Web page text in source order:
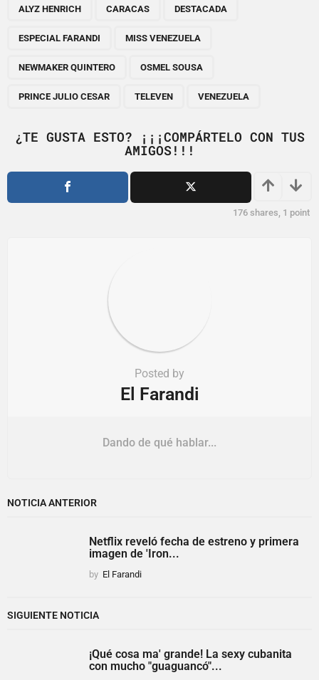
o
ALYZ HENRICH CARACAS DESTACADA
ESPECIAL FARANDI MISS VENEZUELA
NEWMAKER QUINTERO OSMEL SOUSA
PRINCE JULIO CESAR TELEVEN VENEZUELA
¿TE GUSTA ESTO? ¡¡¡COMPÁRTELO CON TUS
AMIGOS!!!
176 shares, 1 point
Posted by
El Farandi
Dando de qué hablar...
NOTICIA ANTERIOR
Netflix reveló fecha de estreno y primera
imagen de 'Iron...
by El Farandi
SIGUIENTE NOTICIA
¡Qué cosa ma' grande! La sexy cubanita
con mucho "guaguancó"...